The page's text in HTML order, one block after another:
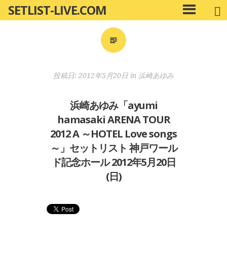
ン
SETLIST-LIVE.COM
メ
イ
投稿日: 2012年5月20日 in 浜崎あゆみ
浜崎あゆみ「ayumi
hamasaki ARENA TOUR
2012 A ～HOTEL Love songs
～」セットリスト 神戸ワール
ド記念ホール 2012年5月20日
(日)